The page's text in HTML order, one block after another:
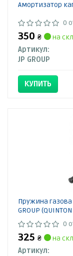
Амортизатор
0
350 ₴
на
Артикул:
JP GROUP
КУПИТЬ
Пружина
GROUP
0
325 ₴
на
Артикул: